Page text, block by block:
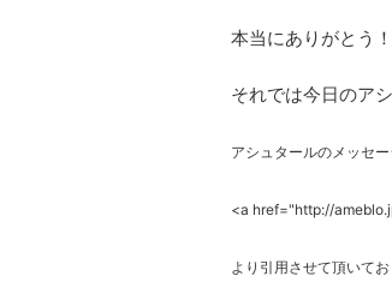
本当にありがとう！
それでは今日のア
アシュタールのメッセー
<a href="http://
より引用させて頂いて